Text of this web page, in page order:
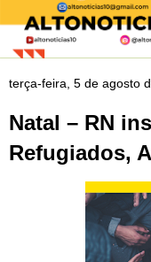
terça-feira, 5 de agosto
Natal – RN
Refugiados,